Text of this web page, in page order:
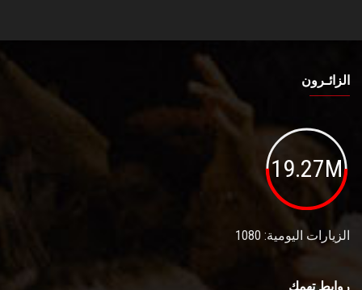
الزائـرون
19.27M
الزيارات اليومية: 1080
روابط تهمك